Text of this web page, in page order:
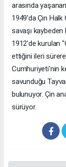
arasında
1949'da Çin
savaşı
1912'de kurulan
ettiğini ileri
Cumhuriyeti'nin
savunduğu
bulunuyor. Çin
sürüyor.